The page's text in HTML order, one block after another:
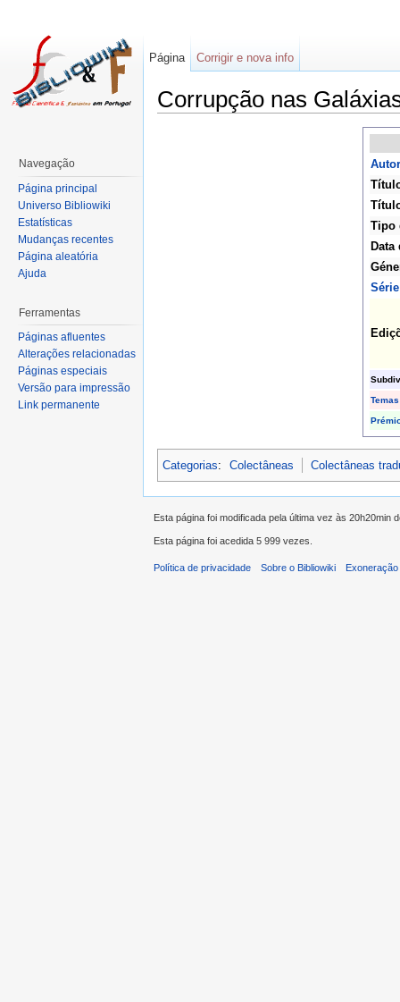
Corrupção nas
Tipo
Série
Temas
Categorias: Colectâneas Colectâneas
Página Corrigir e nova info
Navegação
Página principal
Universo Bibliowiki
Estatísticas
Mudanças recentes
Página aleatória
Ajuda
Ferramentas
Páginas afluentes
Alterações relacionadas
Páginas especiais
Versão para impressão
Link permanente
Esta página foi modificada pela última vez às 20h20min
Esta página foi acedida 5 999 vezes.
Política de privacidade Sobre o Bibliowiki